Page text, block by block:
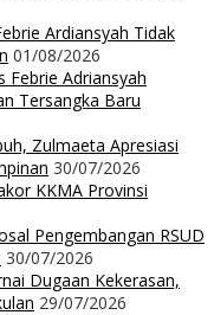
Ardiansyah Tidak
01/08/2026
Febrie Adriansyah
Tersangka Baru
Zulmaeta Apresiasi
30/07/2026
KKMA Provinsi
Pengembangan RSUD
30/07/2026
Dugaan Kekerasan,
29/07/2026